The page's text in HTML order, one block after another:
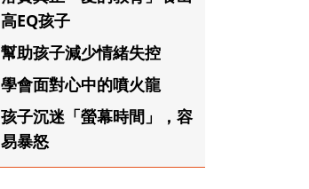
高EQ孩子
幫助孩子減少情緒失控
學會面對心中的噴火龍
孩子沉迷「螢幕時間」，容
易暴怒